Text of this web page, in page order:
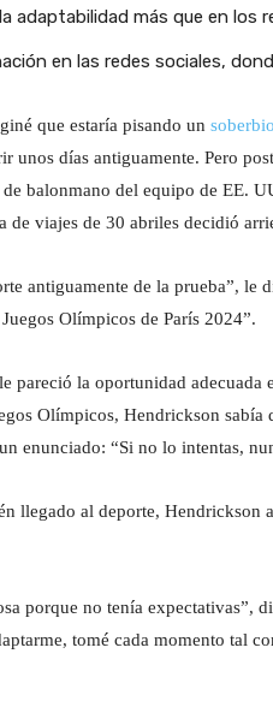
adaptabilidad más que en los
en las redes sociales,
que estaría pisando un soberbio
unos días antiguamente. Pero
balonmano del equipo de EE.
de viajes de 30 abriles decidió
antiguamente de la prueba”, le
Olímpicos de París 2024”.
pareció la oportunidad adecuada
Olímpicos, Hendrickson
enunciado: “Si no lo intentas,
llegado al deporte, Hendrickson
porque no tenía expectativas”,
tomé cada momento tal